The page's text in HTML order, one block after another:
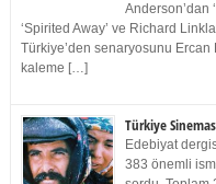
Anderson’dan
‘Spirited Away’ ve Richard
Türkiye’den senaryosunu Ercan
kaleme […]
Türkiye
Edebiyat
383 önemli